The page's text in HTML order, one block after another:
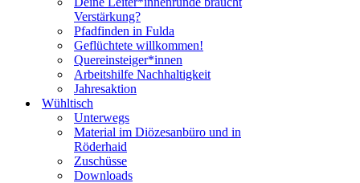
Verstärkung?
Pfadfinden in Fulda
Geflüchtete willkommen!
Quereinsteiger*innen
Arbeitshilfe Nachhaltigkeit
Jahresaktion
Wühltisch
Unterwegs
Material im Diözesanbüro und in
Röderhaid
Zuschüsse
Downloads